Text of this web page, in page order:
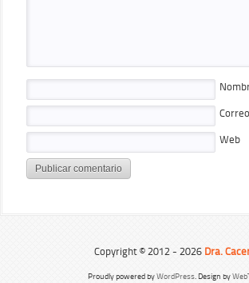
Web
Copyright © 2012 - 2026 Dra.
Proudly powered byWordPress. Design by